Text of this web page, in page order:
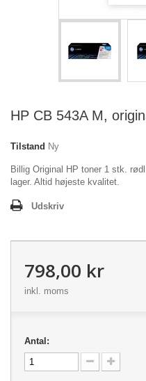
HP CB 543A M,
Tilstand Ny
Billig Original HP toner 1 stk.
lager. Altid højeste kvalitet.
Udskriv
798,00 kr
inkl. moms
Antal: